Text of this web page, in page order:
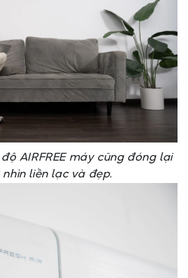
AIRFREE máy cũng đóng lại
liền lạc và đẹp.